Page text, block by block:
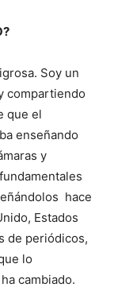
Soy un
compartiendo
que el
enseñando
y
hace
Estados
de periódicos,
lo
cambiado.